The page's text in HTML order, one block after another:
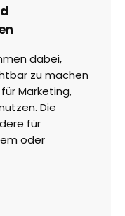
dabei,
zu machen
Marketing,
Die
für
oder